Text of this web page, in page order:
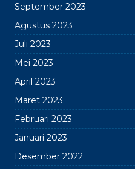
September 2023
Agustus 2023
Juli 2023
Mei 2023
April 2023
Maret 2023
Februari 2023
Januari 2023
Desember 2022